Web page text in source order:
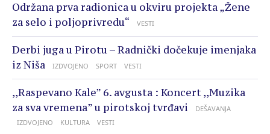
Održana prva radionica u okviru projekta „Žene
za selo i poljoprivredu“
VESTI
Derbi juga u Pirotu – Radnički dočekuje imenjaka
iz Niša
IZDVOJENO SPORT VESTI
,,Raspevano Kale” 6. avgusta : Koncert ,,Muzika
za sva vremena” u pirotskoj tvrđavi
DEŠAVANJA
IZDVOJENO
KULTURA VESTI